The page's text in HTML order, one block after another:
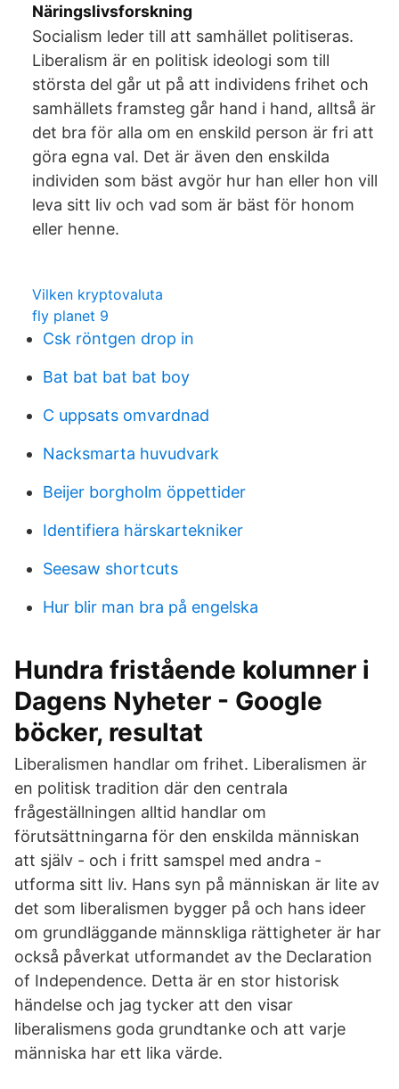
Näringslivsforskning
Socialism leder till att samhället politiseras.
Liberalism är en politisk ideologi som till
största del går ut på att individens frihet och
samhällets framsteg går hand i hand, alltså är
det bra för alla om en enskild person är fri att
göra egna val. Det är även den enskilda
individen som bäst avgör hur han eller hon vill
leva sitt liv och vad som är bäst för honom
eller henne.
Vilken kryptovaluta
fly planet 9
Csk röntgen drop in
Bat bat bat bat boy
C uppsats omvardnad
Nacksmarta huvudvark
Beijer borgholm öppettider
Identifiera härskartekniker
Seesaw shortcuts
Hur blir man bra på engelska
Hundra fristående kolumner i
Dagens Nyheter - Google
böcker, resultat
Liberalismen handlar om frihet. Liberalismen är
en politisk tradition där den centrala
frågeställningen alltid handlar om
förutsättningarna för den enskilda människan
att själv - och i fritt samspel med andra -
utforma sitt liv. Hans syn på människan är lite av
det som liberalismen bygger på och hans ideer
om grundläggande männskliga rättigheter är har
också påverkat utformandet av the Declaration
of Independence. Detta är en stor historisk
händelse och jag tycker att den visar
liberalismens goda grundtanke och att varje
människa har ett lika värde.